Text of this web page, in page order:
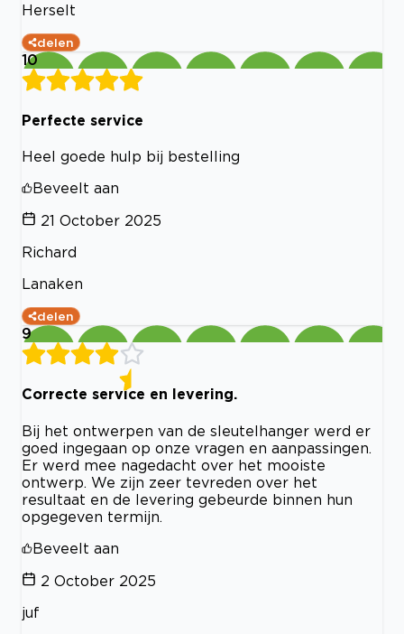
Herselt
delen
10
Perfecte service
Heel goede hulp bij bestelling
Beveelt aan
21 October 2025
Richard
Lanaken
delen
9
Correcte service en levering.
Bij het ontwerpen van de sleutelhanger werd er
goed ingegaan op onze vragen en aanpassingen.
Er werd mee nagedacht over het mooiste
ontwerp. We zijn zeer tevreden over het
resultaat en de levering gebeurde binnen hun
opgegeven termijn.
Beveelt aan
2 October 2025
juf